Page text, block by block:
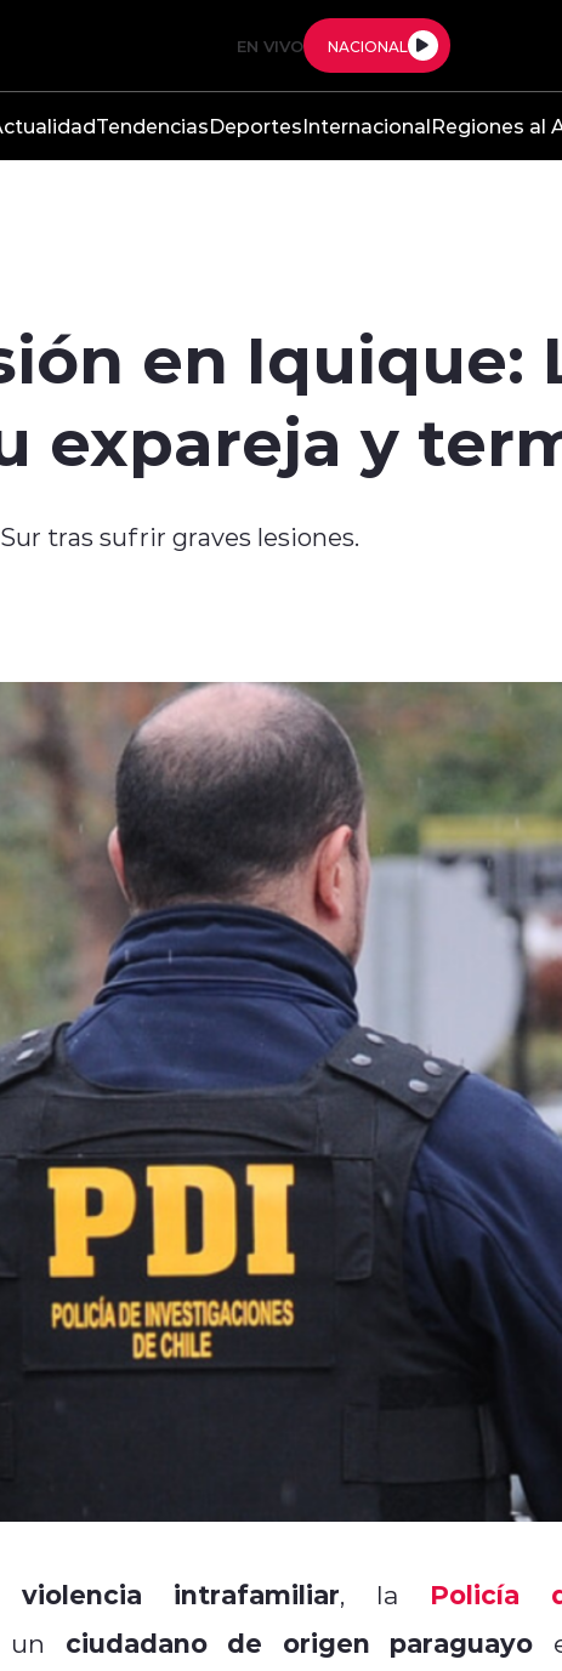
EN VIVO NACIONAL
TendenciasDeportesInternacionalRegiones al
en Iquique:
expareja y
tras sufrir graves lesiones.
intrafamiliar, la Policía
un ciudadano de origen paraguayo